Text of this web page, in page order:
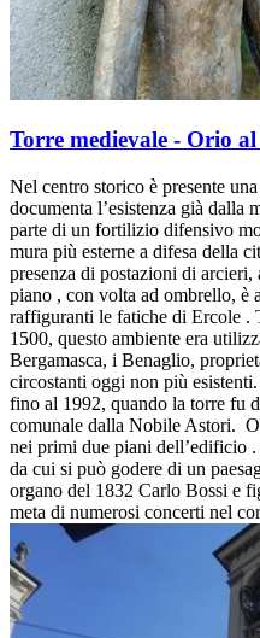
Torre medievale - Orio al
Nel centro storico è presente
documenta l’esistenza già dalla
parte di un fortilizio difensivo
mura più esterne a difesa della
presenza di postazioni di
piano , con volta ad ombrello, è
raffiguranti le fatiche di Ercole .
1500, questo ambiente era
Bergamasca, i Benaglio,
circostanti oggi non più
fino al 1992, quando la torre fu
comunale dalla Nobile Astori.
nei primi due piani dell’edificio
da cui si può godere di un
organo del 1832 Carlo Bossi e
meta di numerosi concerti nel